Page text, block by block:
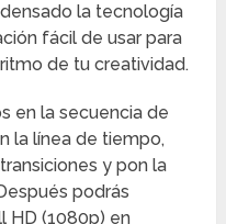
la tecnología
fácil de usar para
de tu creatividad.
en la secuencia de
la línea de tiempo,
y pon la
podrás
HD (1080p) en